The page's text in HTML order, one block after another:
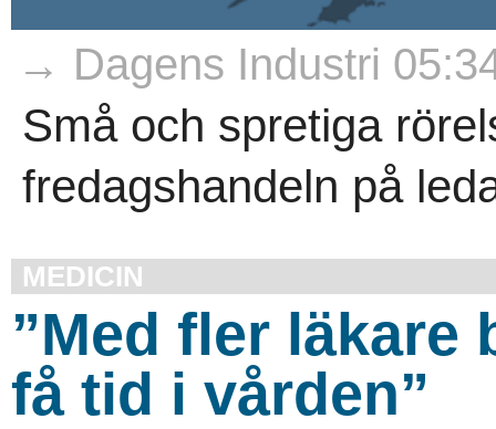
→ Dagens Industri
Små och spretiga
fredagshandeln på
MEDICIN
”Med fler läkare
få tid i vården”